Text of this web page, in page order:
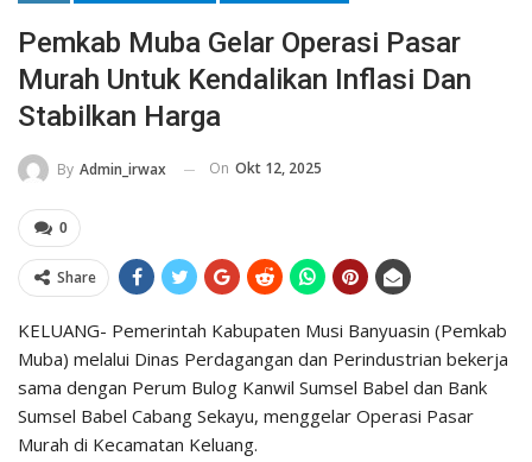
Pemkab Muba Gelar Operasi Pasar
Murah Untuk Kendalikan Inflasi Dan
Stabilkan Harga
By Admin_irwax On Okt 12, 2025
0
Share
KELUANG- Pemerintah Kabupaten Musi Banyuasin (Pemkab
Muba) melalui Dinas Perdagangan dan Perindustrian bekerja
sama dengan Perum Bulog Kanwil Sumsel Babel dan Bank
Sumsel Babel Cabang Sekayu, menggelar Operasi Pasar
Murah di Kecamatan Keluang.